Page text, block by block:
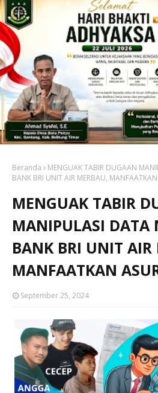
Beranda
MENGUAK TABIR DUGAAN
BANK BRI UNIT AIR MERBAU,
MENGUAK TABIR
MANIPULASI DATA
BANK BRI UNIT AIR
MANFAATKAN
September 25, 2024